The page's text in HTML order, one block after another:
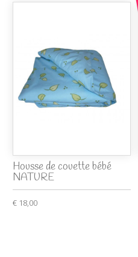
Housse de couette bébé
NATURE
€ 18,00